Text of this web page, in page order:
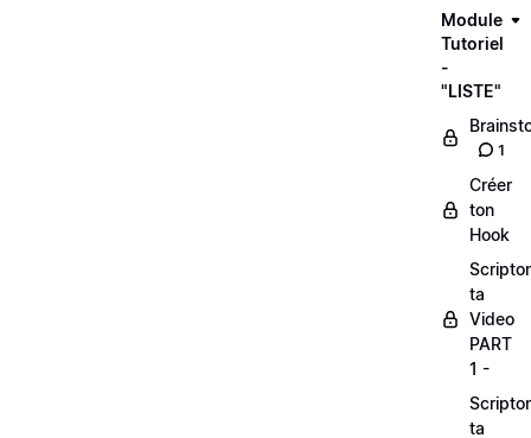
Module
Tutoriel
-
"LISTE"
1
Créer
ton
Hook
ta
Video
PART
1 -
ta